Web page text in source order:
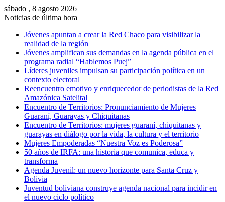
sábado , 8 agosto 2026
Noticias de última hora
Jóvenes apuntan a crear la Red Chaco para visibilizar la
realidad de la región
Jóvenes amplifican sus demandas en la agenda pública en el
programa radial “Hablemos Puej”
Líderes juveniles impulsan su participación política en un
contexto electoral
Reencuentro emotivo y enriquecedor de periodistas de la Red
Amazónica Satelital
Encuentro de Territorios: Pronunciamiento de Mujeres
Guaraní, Guarayas y Chiquitanas
Encuentro de Territorios: mujeres guaraní, chiquitanas y
guarayas en diálogo por la vida, la cultura y el territorio
Mujeres Empoderadas “Nuestra Voz es Poderosa”
50 años de IRFA: una historia que comunica, educa y
transforma
Agenda Juvenil: un nuevo horizonte para Santa Cruz y
Bolivia
Juventud boliviana construye agenda nacional para incidir en
el nuevo ciclo político